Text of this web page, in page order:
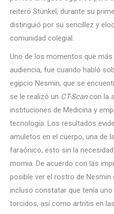
reiteró Stünkel, durante su
distinguió por su sencillez y
comunidad colegial.
Uno de los momentos que
audiencia, fue cuando habló
egipcio Nesmin, que se
se le realizó un CT-Scancon la
instituciones de Medicina y
tecnología. Los resultados
amuletos en el cuerpo, una de
faraónico, esto sin la
momia. De acuerdo con las
posible ver el rostro de
incluso constatar que tenía
torcidos, así como artritis en